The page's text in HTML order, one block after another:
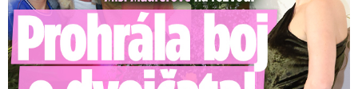
škodami, které současný systém působí, tak
jsem přesvědčen, že je to více než obhajitelné“.